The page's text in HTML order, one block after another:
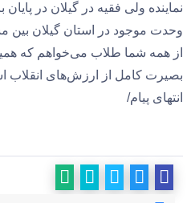
نماینده ولی فقیه در گیلان در
وحدت موجود در استان گیلان بین
از همه شما طلاب می‌خواهم که
بصیرت کامل از ارزش‌های انقلاب
انتهای پیام/